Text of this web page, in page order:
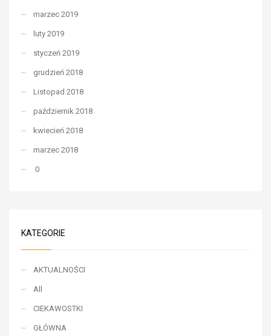
marzec 2019
luty 2019
styczeń 2019
grudzień 2018
Listopad 2018
październik 2018
kwiecień 2018
marzec 2018
0
KATEGORIE
AKTUALNOŚCI
All
CIEKAWOSTKI
GŁÓWNA